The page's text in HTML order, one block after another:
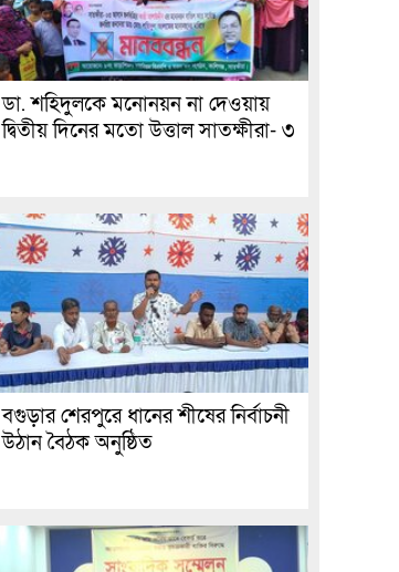
ডা. শহিদুলকে মনোনয়ন না দেওয়ায়
দ্বিতীয় দিনের মতো উত্তাল সাতক্ষীরা- ৩
বগুড়ার শেরপুরে ধানের শীষের নির্বাচনী
উঠান বৈঠক অনুষ্ঠিত